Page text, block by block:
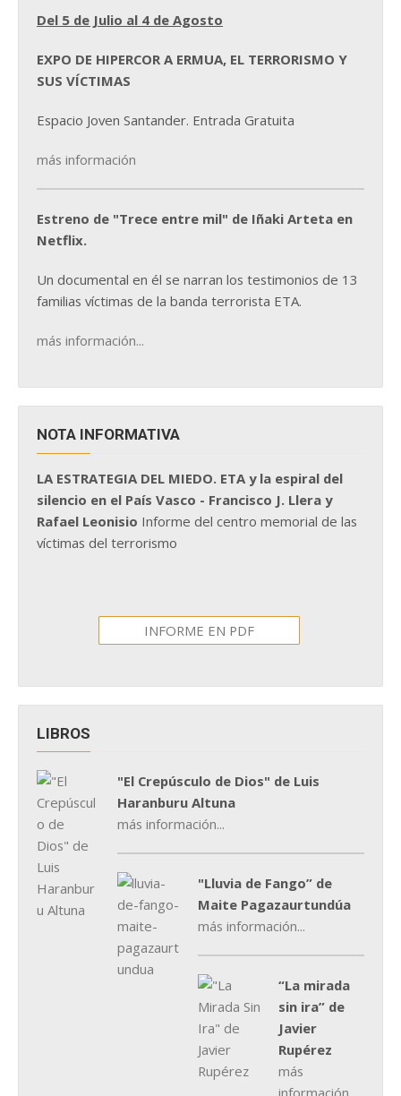
Del 5 de Julio al 4 de Agosto
EXPO DE HIPERCOR A ERMUA, EL TERRORISMO Y
SUS VÍCTIMAS
Espacio Joven Santander. Entrada Gratuita
más información
Estreno de "Trece entre mil" de Iñaki Arteta en
Netflix.
Un documental en él se narran los testimonios de 13
familias víctimas de la banda terrorista ETA.
más información...
NOTA INFORMATIVA
LA ESTRATEGIA DEL MIEDO. ETA y la espiral del
silencio en el País Vasco - Francisco J. Llera y
Rafael Leonisio Informe del centro memorial de las
víctimas del terrorismo
INFORME EN PDF
LIBROS
"El Crepúsculo de Dios" de Luis
Haranburu Altuna
más información...
"Lluvia de Fango” de
Maite Pagazaurtundúa
más información...
“La mirada
sin ira” de
Javier
Rupérez
más